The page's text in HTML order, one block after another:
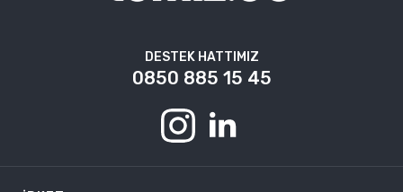
DESTEK HATTIMIZ
0850 885 15 45